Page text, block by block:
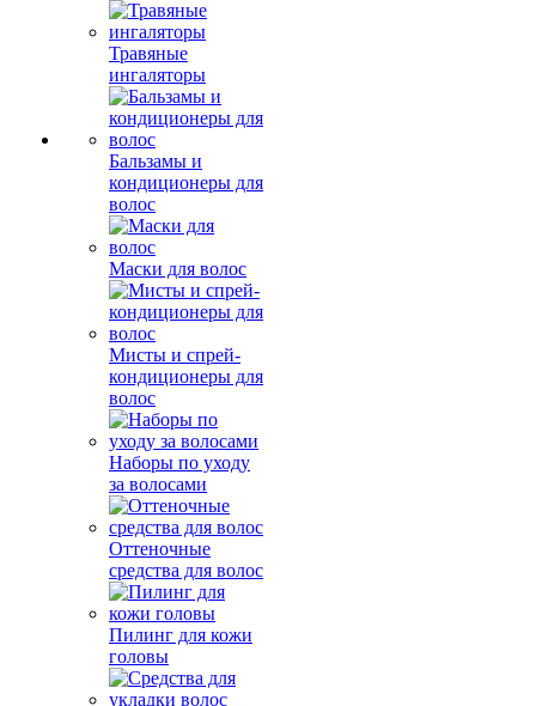
Травяные
ингаляторы
Бальзамы и
кондиционеры для
волос
Маски для волос
Мисты и спрей-
кондиционеры для
волос
Наборы по уходу
за волосами
Оттеночные
средства для волос
Пилинг для кожи
головы